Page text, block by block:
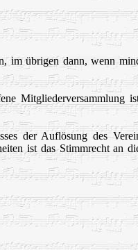
im übrigen dann, wenn
Mitgliederversammlung
der Auflösung des
ist das Stimmrecht an